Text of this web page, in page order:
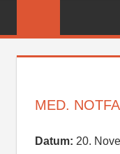
MED.
Datum: 20.